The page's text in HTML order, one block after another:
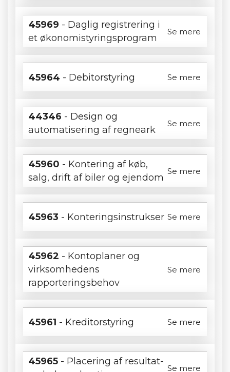
45969 - Daglig registrering i
et økonomistyringsprogram
Se mere
45964 - Debitorstyring Se mere
44346 - Design og
automatisering af regneark
Se mere
45960 - Kontering af køb,
salg, drift af biler og ejendom
Se mere
45963 - Konteringsinstrukser Se mere
45962 - Kontoplaner og
virksomhedens
rapporteringsbehov
Se mere
45961 - Kreditorstyring Se mere
45965 - Placering af resultat-
Se mere